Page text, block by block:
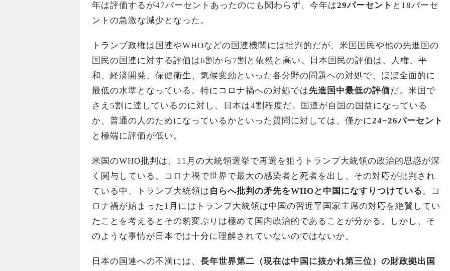
年は評価するが47パーセントあったのにも関わらず、今年は29パーセント と18パーセ
ントの急激な減少となった。
トランプ政権は国連やWHOなどの国連機関には批判的だが、米国国民や他の先進国の
国民の国連に対する評価は6割から7割と依然と高い。日本国民の評価は、人権、平
和、経済開発、保健衛生、気候変動といった各分野の問題への対処で、ほぼ全面的に
最低の水準となっている。特にコロナ禍への対処では先進国中最低の評価だ。米国で
さえ5割に達しているのに対し、日本は4割程度だ。国連が自国の国益になっている
か、普通の人のためになっているかといった質問に対しては、僅かに24−26パーセント
と極端に評価が低い。
米国のWHO批判は、11月の大統領選挙で再選を狙うトランプ大統領の政治的思惑が深
く関与している。コロナ禍で世界で最大の感染者と死者を出し、その対応が批判され
ている中、トランプ大統領は 自らへ批判の矛先をWHO と中国になすりつけている。コ
ロナ禍が始まった1月にはトランプ大統領は中国の習近平国家主席の対応を絶賛してい
たことを考えるとその豹変ぶりは極めて国内政治的であることが分かる。しかし、そ
のような事情が日本では十分に理解されていないのではないか。
日本の国連への不満には、 長年世界第二（現在は中国に抜かれ第三位）の財政拠出国